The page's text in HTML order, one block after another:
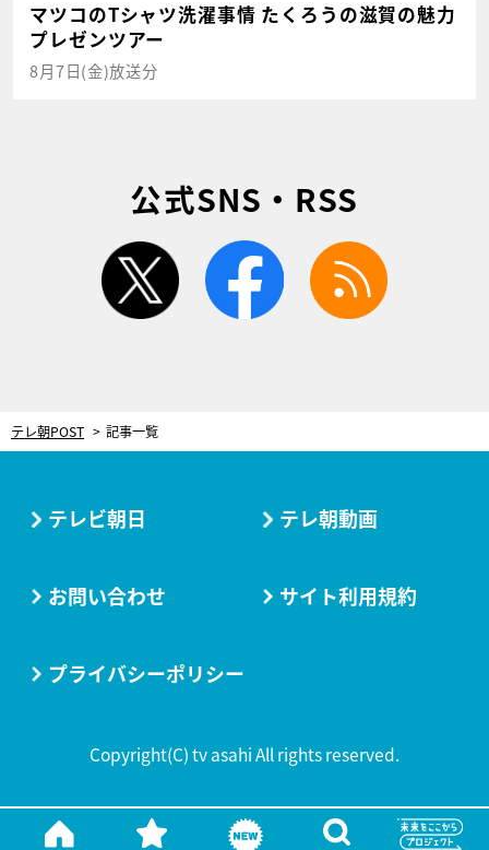
マツコのTシャツ洗濯事情 たくろうの滋賀の魅力
プレゼンツアー
8月7日(金)放送分
公式SNS・RSS
twitter facebook
テレ朝POST 記事一覧
テレビ朝日 テレ朝動画
お問い合わせ サイト利用規約
プライバシーポリシー
Copyright(C) tv asahi All rights reserved.